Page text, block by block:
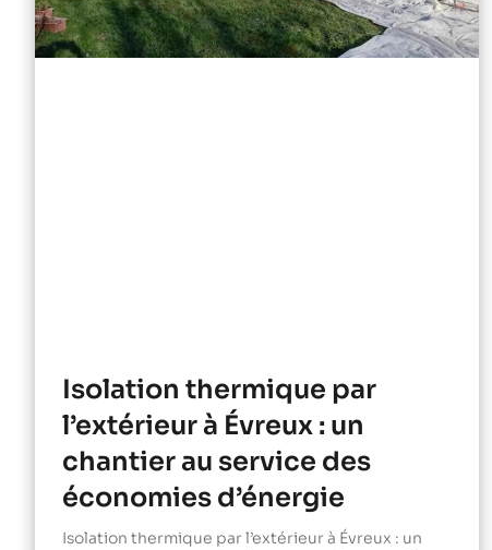
Isolation thermique par
l’extérieur à Évreux : un
chantier au service des
économies d’énergie
Isolation thermique par l’extérieur à Évreux : un